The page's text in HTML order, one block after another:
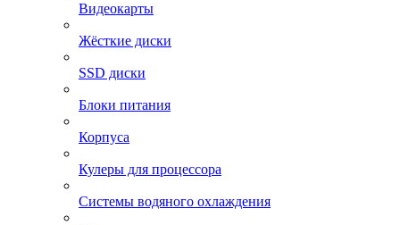
Видеокарты
Жёсткие диски
SSD диски
Блоки питания
Корпуса
Кулеры для процессора
Системы водяного охлаждения